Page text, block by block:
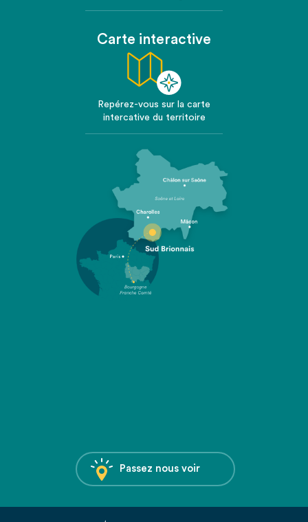
Carte interactive
Repérez-vous sur la carte
intercative du territoire
Passez nous voir